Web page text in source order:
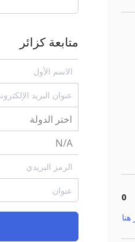
0
هنا
متابعة كزائر